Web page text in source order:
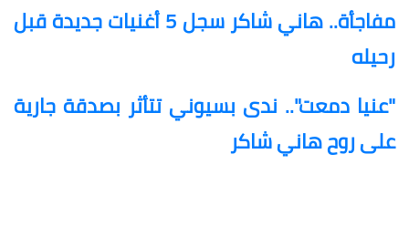
مفاجأة.. هاني شاكر سجل 5 أغنيات جديدة قبل
رحيله
"عنيا دمعت".. ندى بسيوني تتأثر بصدقة جارية
على روح هاني شاكر